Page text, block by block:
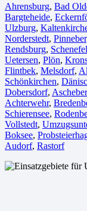
Ahrensburg, Bad
Bargteheide,
Ulzburg,
Norderstedt,
Rendsburg,
Uetersen, Plön,
Flintbek, Melsdorf,
Schönkirchen,
Dobersdorf,
Achterwehr,
Schierensee,
Vollstedt,
Boksee,
Audorf, Rastorf